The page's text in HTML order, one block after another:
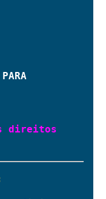
direitos